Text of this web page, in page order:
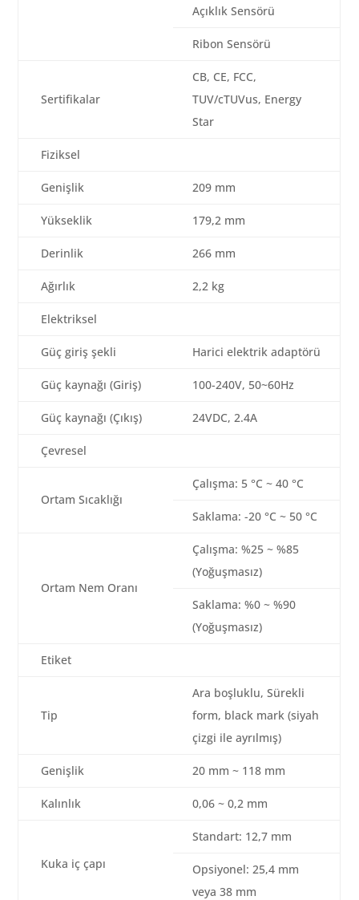
Açıklık Sensörü
Ribon Sensörü
Sertifikalar
CB, CE, FCC,
TUV/cTUVus, Energy
Star
Fiziksel
Genişlik 209 mm
Yükseklik 179,2 mm
Derinlik 266 mm
Ağırlık 2,2 kg
Elektriksel
Güç giriş şekli Harici elektrik adaptörü
Güç kaynağı (Giriş) 100-240V, 50~60Hz
Güç kaynağı (Çıkış) 24VDC, 2.4A
Çevresel
Ortam Sıcaklığı
Çalışma: 5 °C ~ 40 °C
Saklama: -20 °C ~ 50 °C
Ortam Nem Oranı
Çalışma: %25 ~ %85
(Yoğuşmasız)
Saklama: %0 ~ %90
(Yoğuşmasız)
Etiket
Tip
Ara boşluklu, Sürekli
form, black mark (siyah
çizgi ile ayrılmış)
Genişlik 20 mm ~ 118 mm
Kalınlık 0,06 ~ 0,2 mm
Kuka iç çapı
Standart: 12,7 mm
Opsiyonel: 25,4 mm
veya 38 mm